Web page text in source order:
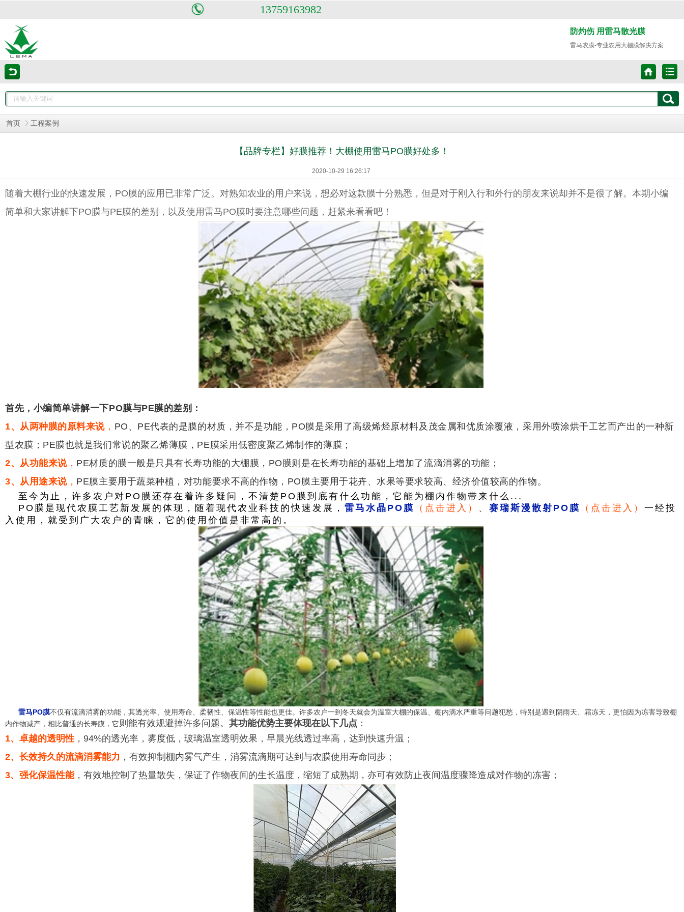
13759163982
防灼伤 用雷马散光膜
雷马农膜-专业农用大棚膜解决方案
首页 工程案例
【品牌专栏】好膜推荐！大棚使用雷马PO膜好处多！
2020-10-29 16:26:17
随着大棚行业的快速发展，PO膜的应用已非常广泛。对熟知农业的用户来说，想必对这款膜十分熟悉，但是对于刚入行和外行的朋友来说却并不是很了解。本期小编
简单和大家讲解下PO膜与PE膜的差别，以及使用雷马PO膜时要注意哪些问题，赶紧来看看吧！
首先，小编简单讲解一下PO膜与PE膜的差别：
1、从两种膜的原料来说， PO、PE代表的是膜的材质，并不是功能，PO膜是采用了高级烯烃原材料及茂金属和优质涂覆液，采用外喷涂烘干工艺而产出的一种新
型农膜；PE膜也就是我们常说的聚乙烯薄膜，PE膜采用低密度聚乙烯制作的薄膜；
2、从功能来说， PE材质的膜一般是只具有长寿功能的大棚膜，PO膜则是在长寿功能的基础上增加了流滴消雾的功能；
3、从用途来说， PE膜主要用于蔬菜种植，对功能要求不高的作物，PO膜主要用于花卉、水果等要求较高、经济价值较高的作物。
至今为止，许多农户对PO膜还存在着许多疑问，不清楚PO膜到底有什么功能，它能为棚内作物带来什么...
PO膜是现代农膜工艺新发展的体现，随着现代农业科技的快速发展， 雷马水晶PO膜 （点击进入） 、 赛瑞斯漫散射PO膜 （点击进入） 一经投
入使用，就受到广大农户的青睐，它的使用价值是非常高的。
雷马PO膜不仅有流滴消雾的功能，其透光率、使用寿命、柔韧性、保温性等性能也更佳。许多农户一到冬天就会为温室大棚的保温、棚内滴水严重等问题犯愁，特别是遇到阴雨天、霜冻天，更怕因为冻害导致棚
内作物减产，相比普通的长寿膜，它则能有效规避掉许多问题。 其功能优势主要体现在以下几点 ：
1、卓越的透明性 ，94%的透光率，雾度低，玻璃温室透明效果，早晨光线透过率高，达到快速升温；
2、长效持久的流滴消雾能力 ，有效抑制棚内雾气产生，消雾流滴期可达到与农膜使用寿命同步；
3、强化保温性能，有效地控制了热量散失，保证了作物夜间的生长温度，缩短了成熟期，亦可有效防止夜间温度骤降造成对作物的冻害；